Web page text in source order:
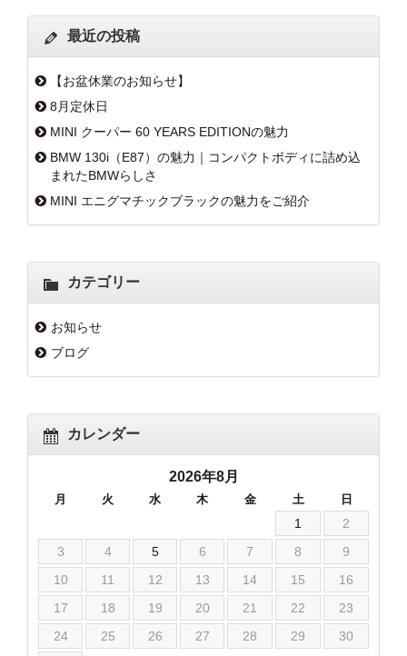
最近の投稿
【お盆休業のお知らせ】
8月定休日
MINI クーパー 60 YEARS EDITIONの魅力
BMW 130i（E87）の魅力｜コンパクトボディに詰め込
まれたBMWらしさ
MINI エニグマチックブラックの魅力をご紹介
カテゴリー
お知らせ
ブログ
カレンダー
2026年8月
月 火 水 木 金 土 日
1
2
3
4 5 6 7 8
9
10
11 12 13 14 15
16
17
18 19 20 21 22
23
24
25 26 27 28 29
30